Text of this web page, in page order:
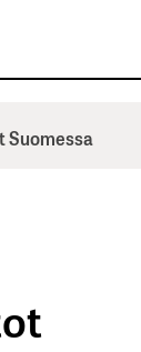
Suomessa